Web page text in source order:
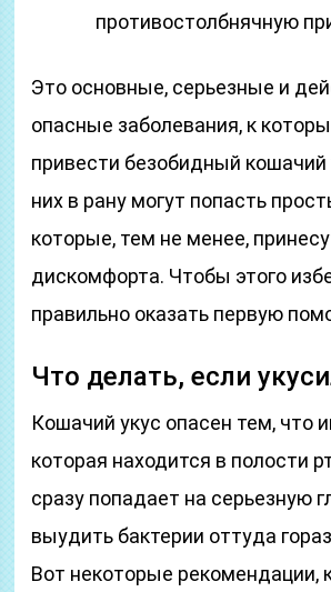
противостолбнячную
Это основные, серьезные и
опасные заболевания, к
привести безобидный кошачий
них в рану могут попасть
которые, тем не менее,
дискомфорта. Чтобы этого
правильно оказать первую
Что делать, если
Кошачий укус опасен тем, что
которая находится в полости
сразу попадает на серьезную
выудить бактерии оттуда
Вот некоторые рекомендации,